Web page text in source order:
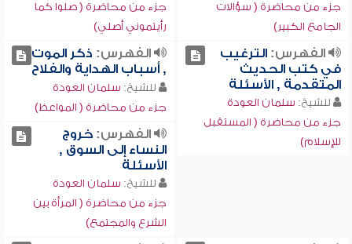
جزء من محاضرة ( سؤالات
الجامع الكبير)
جزء من محاضرة ( صلوا كما
رأيتموني أصلي)
الفهرس:الترغيب
في كتب الحديث
المتقدمة , الأسئلة
للشيخ: سلمان العودة
جزء من محاضرة ( المستقبل
للإسلام)
الفهرس: ذكر الموت
, أسباب الهداية والفلاح
للشيخ: سلمان العودة
جزء من محاضرة ( المواعظ)
الفهرس:خروج
النساء إلى السوق ,
الأسئلة
للشيخ: سلمان العودة
جزء من محاضرة ( المرأة بين
الشرع والمجتمع)